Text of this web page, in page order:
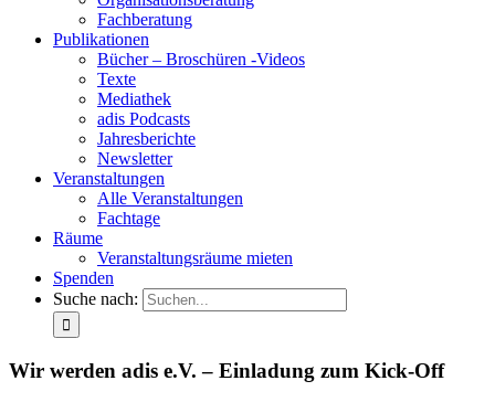
Fachberatung
Publikationen
Bücher – Broschüren -Videos
Texte
Mediathek
adis Podcasts
Jahresberichte
Newsletter
Veranstaltungen
Alle Veranstaltungen
Fachtage
Räume
Veranstaltungsräume mieten
Spenden
Suche nach:
Wir werden adis e.V. – Einladung zum Kick-Off